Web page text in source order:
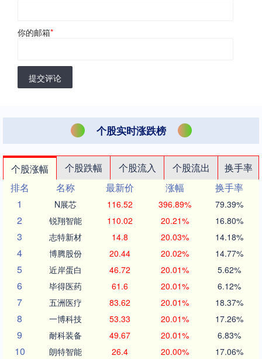
你的邮箱*
提交评论
个股实时涨跌榜
个股涨幅 个股跌幅 个股流入 个股流出
换手率
排名
名称 最新价 涨幅
换手率
1
N展芯 116.52 396.89% 79.39%
2 锐翔智能 110.02 20.21% 16.80%
3 志特新材 14.8 20.03% 14.18%
4 博腾股份 20.44 20.02% 14.77%
5 近岸蛋白 46.72 20.01% 5.62%
6 毕得医药 61.6 20.01% 6.12%
7 五洲医疗 83.62 20.01% 18.37%
8 一博科技 53.33 20.01% 17.26%
9 耐科装备 49.67 20.01% 6.83%
10 朗特智能 26.4 20.00% 17.06%